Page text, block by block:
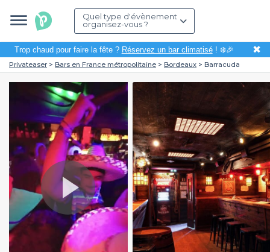
Quel type d'évènement
organisez-vous ?
Trop chaud pour faire la fête ? Réservez un bar climatisé! ❄️🎉 ✖
Privateaser Bars en France métropolitaine Bordeaux Barracuda
Play